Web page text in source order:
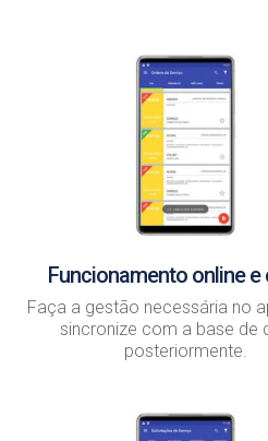
Funcionamento online
Faça a gestão necessária no
sincronize com a base de
posteriormente.